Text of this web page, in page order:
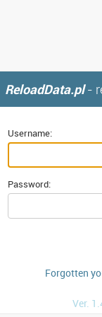
ReloadData.pl-
Username:
Password:
Forgotten
Ver.